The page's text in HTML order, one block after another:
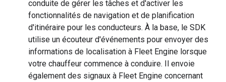
conduite de gérer les tâches et d'activer les
fonctionnalités de navigation et de planification
d'itinéraire pour les conducteurs. À la base, le SDK
utilise un écouteur d'événements pour envoyer des
informations de localisation à Fleet Engine lorsque
votre chauffeur commence à conduire. Il envoie
également des signaux à Fleet Engine concernant